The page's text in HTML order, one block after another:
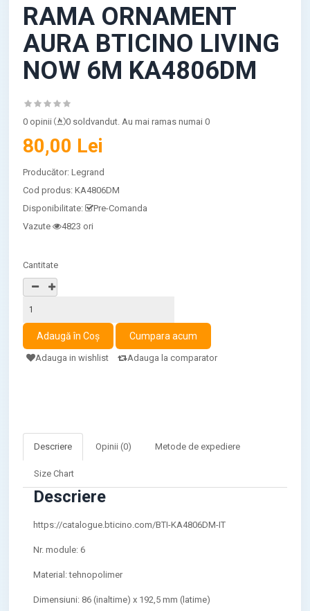
RAMA ORNAMENT
AURA BTICINO LIVING
NOW 6M KA4806DM
0 opinii 0 soldvandut. Au mai ramas numai 0
80,00 Lei
Producător:Legrand
Cod produs:KA4806DM
Disponibilitate:
Pre-Comanda
Vazute
4823 ori
Cantitate
Adauga in wishlist Adauga la comparator
Descriere Opinii (0) Metode de expediere
Size Chart
Descriere
https://catalogue.bticino.com/BTI-KA4806DM-IT
Nr. module: 6
Material: tehnopolimer
Dimensiuni: 86 (inaltime) x 192,5 mm (latime)